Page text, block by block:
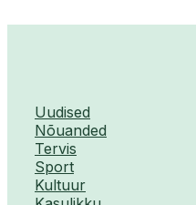
Uudised
Nõuanded
Tervis
Sport
Kultuur